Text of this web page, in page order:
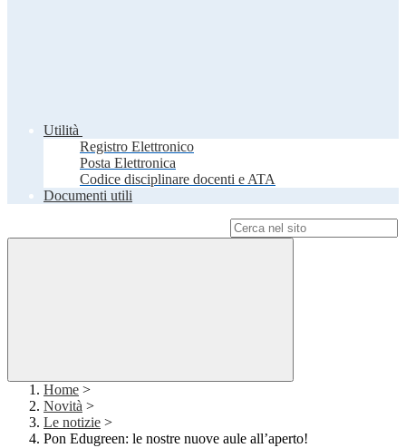
Utilità
Registro Elettronico
Posta Elettronica
Codice disciplinare docenti e ATA
Documenti utili
Home >
Novità >
Le notizie >
Pon Edugreen: le nostre nuove aule all’aperto!